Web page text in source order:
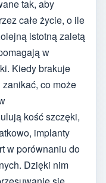
tak, aby
całe życie, o ile
istotną zaletą
w
Kiedy brakuje
co może
kość szczęki,
implanty
w porównaniu do
Dzięki nim